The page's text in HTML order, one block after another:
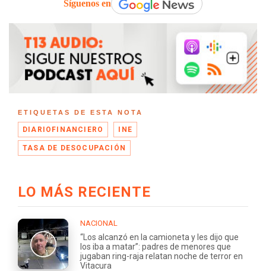
Síguenos en
ETIQUETAS DE ESTA NOTA
DIARIOFINANCIERO INE
TASA DE DESOCUPACIÓN
LO MÁS RECIENTE
NACIONAL
“Los alcanzó en la camioneta y les dijo que
los iba a matar”: padres de menores que
jugaban ring-raja relatan noche de terror en
Vitacura